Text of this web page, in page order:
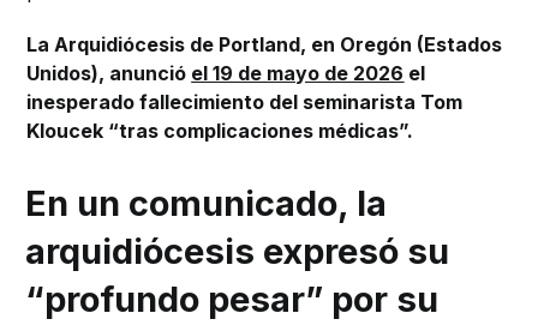
La Arquidiócesis de Portland, en Oregón (Estados
Unidos), anunció el 19 de mayo de 2026 el
inesperado fallecimiento del seminarista Tom
Kloucek “tras complicaciones médicas”.
En un comunicado, la
arquidiócesis expresó su
“profundo pesar” por su